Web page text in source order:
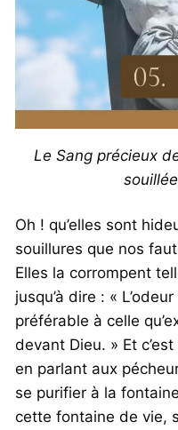
Le Sang précieux
Oh ! qu’elles sont
souillures que nos
Elles la corrompent
jusqu’à dire : «
préférable à celle
devant Dieu. » Et
en parlant aux
se purifier à la
cette fontaine de vie,